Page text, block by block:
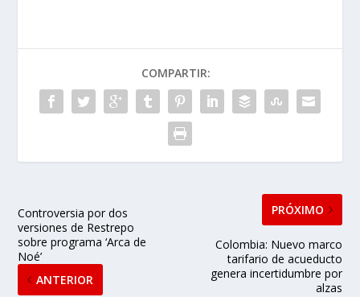
COMPARTIR:
Controversia por dos
versiones de Restrepo
sobre programa ‘Arca de
Noé’
ANTERIOR
PRÓXIMO
Colombia: Nuevo marco
tarifario de acueducto
genera incertidumbre por
alzas